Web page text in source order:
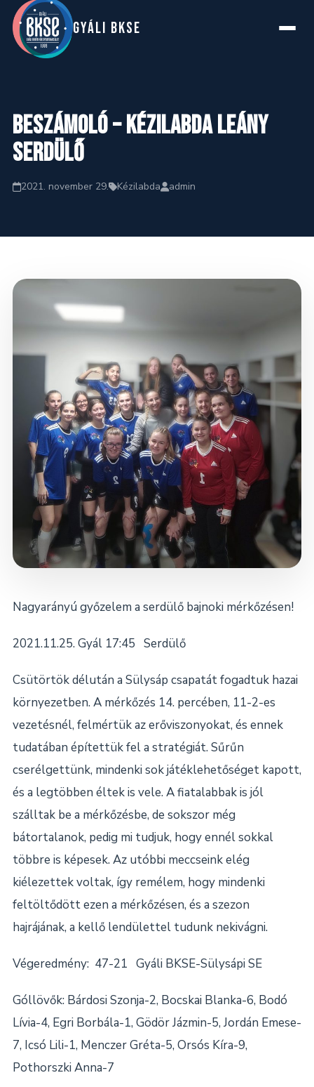
GYáLI BKSE
Rólunk
Szakosztályok
Naptár
Dokumentumok
Kapcsolat
Beszámoló – kézilabda leány
serdülő
2021. november 29. Kézilabda admin
Nagyarányú győzelem a serdülő bajnoki mérkőzésen!
2021.11.25. Gyál 17:45 Serdülő
Csütörtök délután a Sülysáp csapatát fogadtuk hazai
környezetben. A mérkőzés 14. percében, 11-2-es
vezetésnél, felmértük az erőviszonyokat, és ennek
tudatában építettük fel a stratégiát. Sűrűn
cserélgettünk, mindenki sok játéklehetőséget kapott,
és a legtöbben éltek is vele. A fiatalabbak is jól
szálltak be a mérkőzésbe, de sokszor még
bátortalanok, pedig mi tudjuk, hogy ennél sokkal
többre is képesek. Az utóbbi meccseink elég
kiélezettek voltak, így remélem, hogy mindenki
feltöltődött ezen a mérkőzésen, és a szezon
hajrájának, a kellő lendülettel tudunk nekivágni.
Végeredmény: 47-21 Gyáli BKSE-Sülysápi SE
Góllövők: Bárdosi Szonja-2, Bocskai Blanka-6, Bodó
Lívia-4, Egri Borbála-1, Gödör Jázmin-5, Jordán Emese-
7, Icsó Lili-1, Menczer Gréta-5, Orsós Kíra-9,
Pothorszki Anna-7